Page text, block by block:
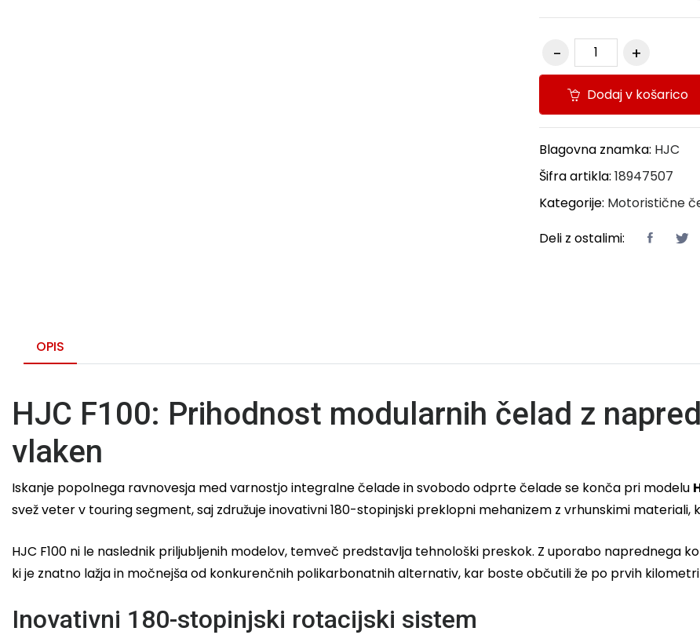
Dodaj v košarico
Blagovna znamka: HJC
Šifra artikla: 18947507
Kategorije: Motoristične
Deli z ostalimi:
OPIS
HJC F100: Prihodnost modularnih čelad z
vlaken
Iskanje popolnega ravnovesja med varnostjo integralne čelade in svobodo odprte čelade se konča pri modelu
svež veter v touring segment, saj združuje inovativni 180-stopinjski preklopni mehanizem z vrhunskimi materiali,
HJC F100 ni le naslednik priljubljenih modelov, temveč predstavlja tehnološki preskok. Z uporabo naprednega
ki je znatno lažja in močnejša od konkurenčnih polikarbonatnih alternativ, kar boste občutili že po prvih
Inovativni 180-stopinjski rotacijski sistem